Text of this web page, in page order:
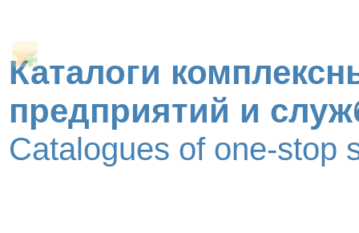
Каталоги
предприятий и
Catalogues of one-stop